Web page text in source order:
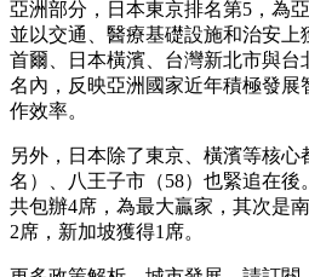
亞洲部分，日本東京排名第5，為
並以交通、醫療基礎設施和治安上
首爾、日本橫濱、台灣新北市與台
名內，反映亞洲國家近年積極發展
作效率。
另外，日本除了東京、橫濱等核心
名）、八王子市（58）也緊追在
共包辦4席，為最大贏家，其次是
2席，新加坡獲得1席。